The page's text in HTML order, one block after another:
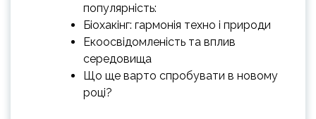
популярність:
Біохакінг: гармонія техно і природи
Екоосвідомленість та вплив
середовища
Що ще варто спробувати в новому
році?